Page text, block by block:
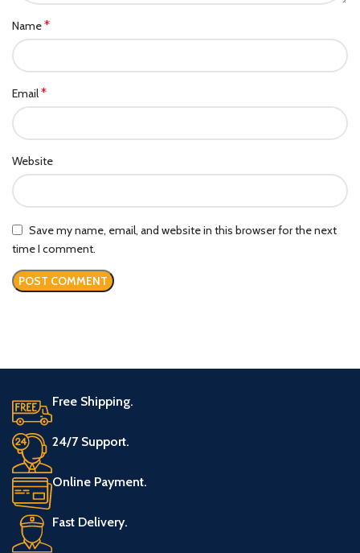
Name*
Email*
Website
Save my name, email, and website in this browser for the next
time I comment.
Free Shipping.
24/7 Support.
Online Payment.
Fast Delivery.